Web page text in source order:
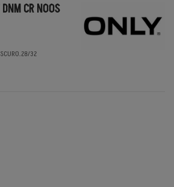
CR NOOS
32